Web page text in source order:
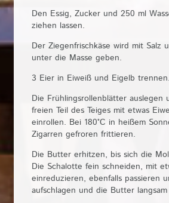
Den Essig, Zucker und 250 ml
ziehen lassen.
Der Ziegenfrischkäse wird mit Salz
unter die Masse geben.
3 Eier in Eiweiß und Eigelb
Die Frühlingsrollenblätter auslegen
freien Teil des Teiges mit etwas
einrollen. Bei 180°C in heißem
Zigarren gefroren frittieren.
Die Butter erhitzen, bis sich die
Die Schalotte fein schneiden, mit
einreduzieren, ebenfalls passieren
aufschlagen und die Butter